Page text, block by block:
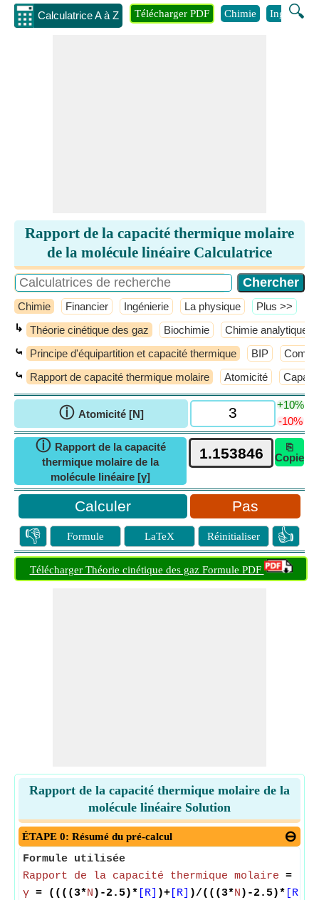
Calculatrice A à Z 🔍
Télécharger PDF Chimie Ingénierie
Rapport de la capacité thermique molaire
de la molécule linéaire Calculatrice
Chimie Financier Ingénierie La physique ​Plus >>
↳ Théorie cinétique des gaz Biochimie Chimie analytique
⤿ Principe d'équipartition et capacité thermique BIP
⤿ Rapport de capacité thermique molaire Atomicité
ⓘ Atomicité [N]
+10%
-10%
ⓘ Rapport de la capacité
thermique molaire de la
molécule linéaire [γ]
⎘
Copie
Pas
👎 Formule LaTeX Réinitialiser 👍
Télécharger Théorie cinétique des gaz Formule PDF
Rapport de la capacité thermique molaire de la
molécule linéaire Solution
ÉTAPE 0: Résumé du pré-calcul
Formule utilisée
Rapport de la capacité thermique molaire =
γ = ((((3*N )-2.5)* [R] )+ [R] )/(((3*N )-2.5)* [R]